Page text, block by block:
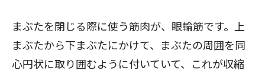
まぶたを閉じる際に使う筋肉が、眼輪筋です。上
まぶたから下まぶたにかけて、まぶたの周囲を同
心円状に取り囲むように付いていて、これが収縮